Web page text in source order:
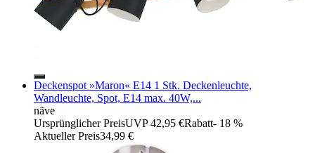
Deckenspot »Maron« E14 1 Stk. Deckenleuchte,
Wandleuchte, Spot, E14 max. 40W,...
näve
Ursprünglicher PreisUVP 42,95 €Rabatt- 18 %
Aktueller Preis34,99 €